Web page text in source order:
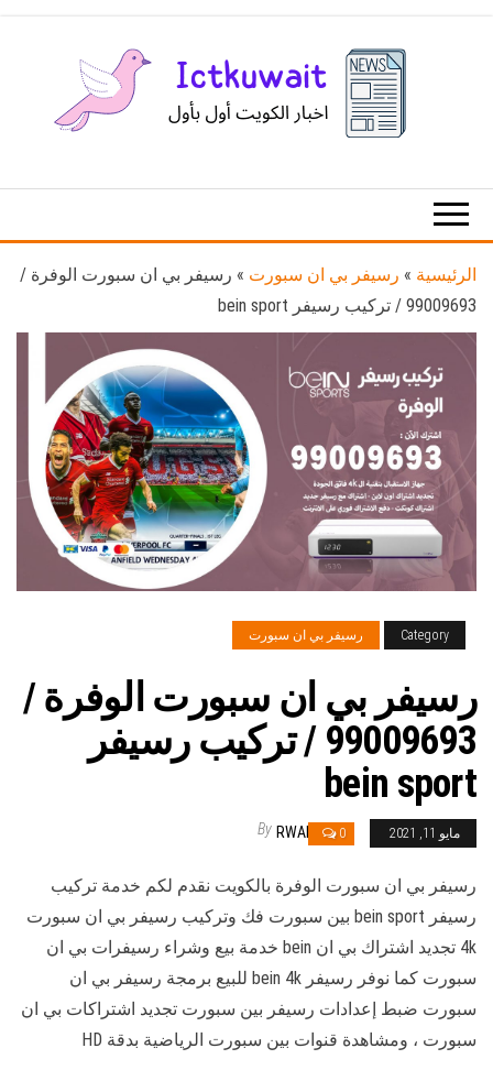
الكويت
الرئيسية » رسيفر بي ان سبورت » رسيفر بي ان سبورت الوفرة /
99009693 / تركيب رسيفر bein sport
Category رسيفر بي ان سبورت
رسيفر بي ان سبورت الوفرة /
99009693 / تركيب رسيفر
bein sport
مايو 11, 2021 0
By RWAN
رسيفر بي ان سبورت الوفرة بالكويت نقدم لكم خدمة تركيب
رسيفر bein sport بين سبورت فك وتركيب رسيفر بي ان سبورت
4k تجديد اشتراك بي ان bein خدمة بيع وشراء رسيفرات بي ان
سبورت كما نوفر رسيفر bein 4k للبيع برمجة رسيفر بي ان
سبورت ضبط إعدادات رسيفر بين سبورت تجديد اشتراكات بي ان
سبورت ، ومشاهدة قنوات بين سبورت الرياضية بدقة HD